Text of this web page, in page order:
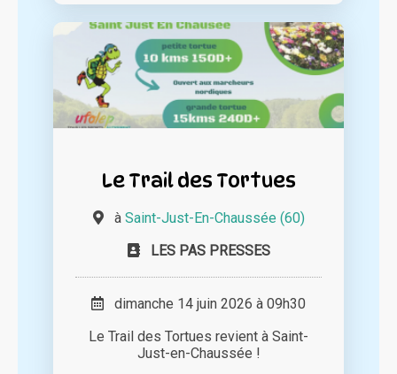
Le Trail des Tortues
à Saint-Just-En-Chaussée (60)
LES PAS PRESSES
dimanche 14 juin 2026 à 09h30
Le Trail des Tortues revient à Saint-
Just-en-Chaussée !